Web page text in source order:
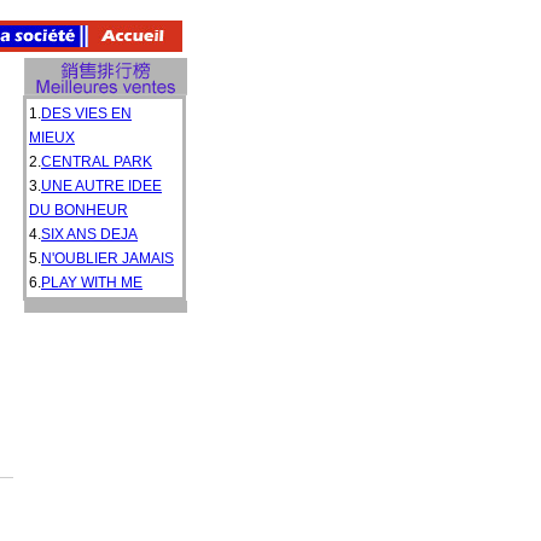
1.DES VIES EN
MIEUX
2.CENTRAL PARK
3.UNE AUTRE IDEE
DU BONHEUR
4.SIX ANS DEJA
5.N'OUBLIER JAMAIS
6.PLAY WITH ME